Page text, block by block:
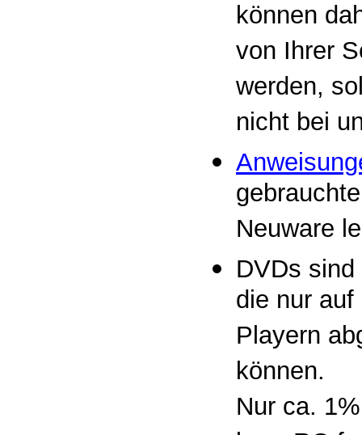
können
von Ihrer
werden,
nicht bei
Neuware
DVDs
die nur
Playern
können.
Nur ca.